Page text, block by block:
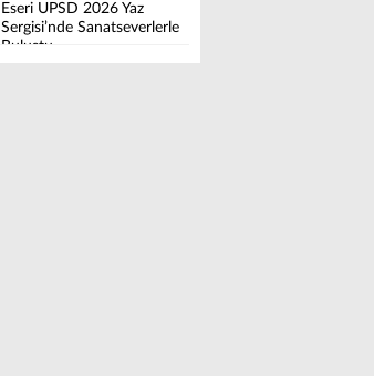
Eseri UPSD 2026 Yaz
Sergisi’nde Sanatseverlerle
Buluştu